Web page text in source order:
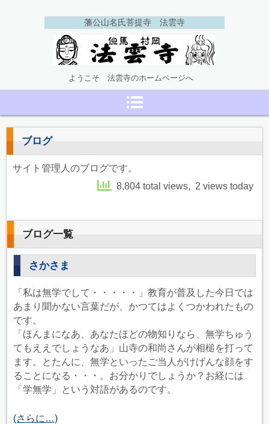
但馬村岡 法雲寺
藩公山名氏菩提寺 法雲寺
ようこそ 法雲寺のホームページへ
ブログ
サイト管理人のブログです。
8,804 total views, 2 views today
ブログ一覧
さかさま
「私は無学でして・・・・・」教育が普及した今日では
あまり聞かない言葉だが、かつてはよくつかわれたもの
です。
「ほんまになあ、あなたほどの物知りなら、無学ちゅう
てもええでしょうなあ」山寺の和尚さんが相槌を打って
ます。とたんに、無学といったご当人がけげんな顔をす
ることになる・・・。お分かりでしょうか？お経には
「学無学」という対語があるのです。
(さらに…)